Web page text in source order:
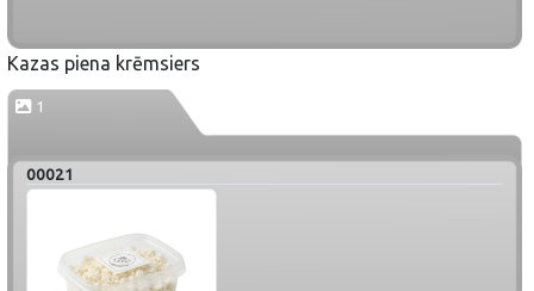
Kazas piena krēmsiers
1
00021